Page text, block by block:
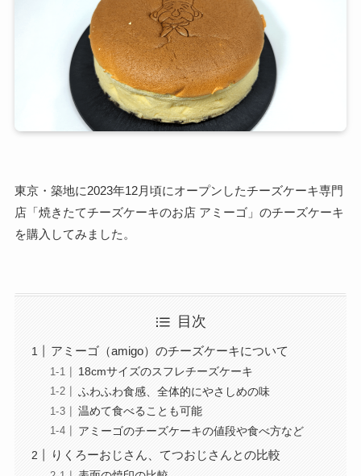
東京・築地に2023年12月頃にオープンしたチーズケーキ専門
店「焼きたてチーズケーキのお店 アミーゴ」のチーズケーキ
を購入してみました。
目次
アミーゴ（amigo）のチーズケーキについて
18cmサイズのスフレチーズケーキ
ふわふわ食感、全体的にやさしめの味
温めて食べることも可能
アミーゴのチーズケーキの値段や食べ方など
りくろーおじさん、てつおじさんとの比較